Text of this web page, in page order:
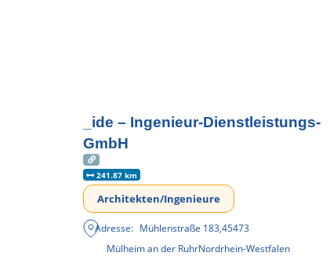
_ide – Ingenieur-Dienstleistungs-
GmbH
241.87 km
Architekten/Ingenieure
Adresse: Mühlenstraße 183,45473
Mülheim an der RuhrNordrhein-Westfalen